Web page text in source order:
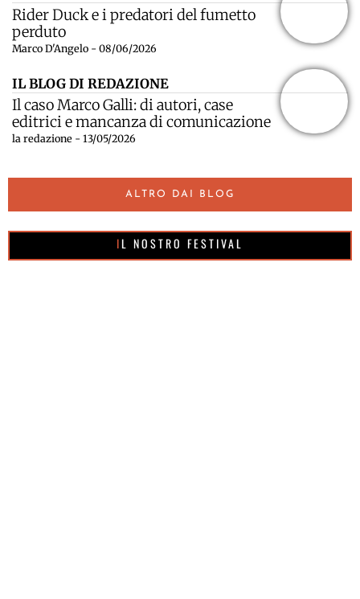
Rider Duck e i predatori del fumetto
perduto
Marco D'Angelo - 08/06/2026
IL BLOG DI REDAZIONE
Il caso Marco Galli: di autori, case
editrici e mancanza di comunicazione
la redazione - 13/05/2026
ALTRO DAI BLOG
IL NOSTRO FESTIVAL